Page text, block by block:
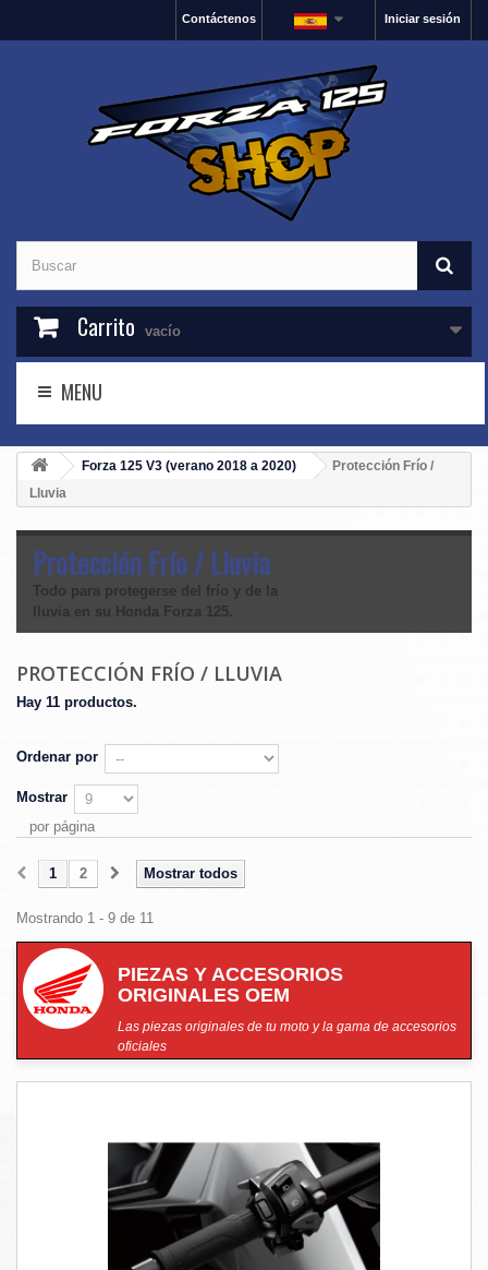
Iniciar sesión
Contáctenos
Carrito vacío
MENU
Forza 125 V3 (verano 2018 a 2020)
Protección Frío /
Lluvia
Protección Frío / Lluvia
Todo para protegerse del frío y de la
lluvia en su Honda Forza 125.
PROTECCIÓN FRÍO / LLUVIA
Hay 11 productos.
Ordenar por
Mostrar
por página
Mostrar todos
1 2
Mostrando 1 - 9 de 11
PIEZAS Y ACCESORIOS
ORIGINALES OEM
Las piezas originales de tu moto y la gama de accesorios
oficiales